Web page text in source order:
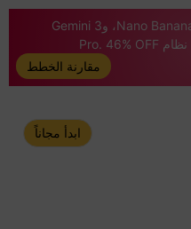
Claude Opus 4.6، وSora 2، وNano Banana Pro، وGemini 3
مقارنة الخطط
ابدأ مجاناً